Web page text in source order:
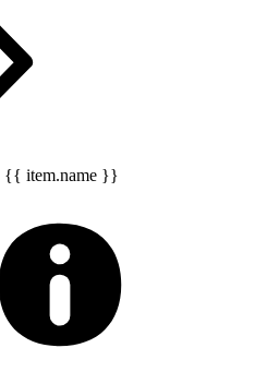
{{ item.name }}